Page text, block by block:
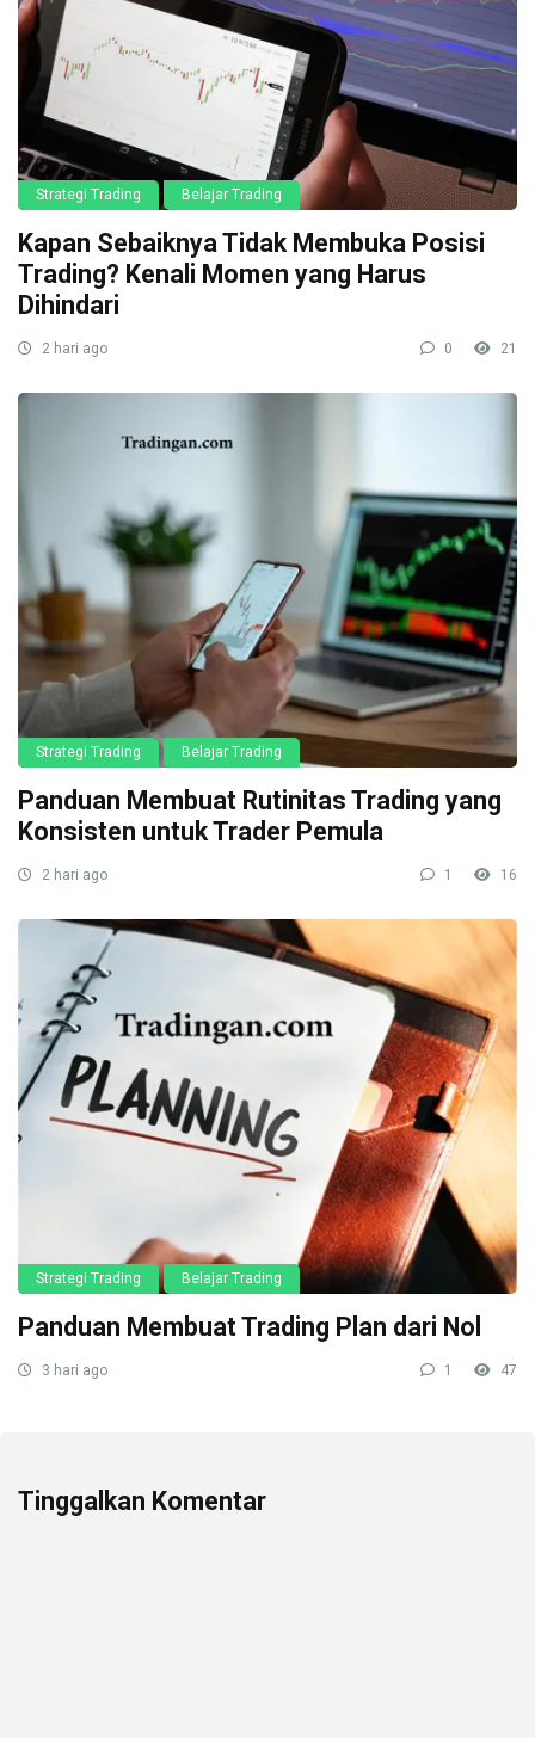
Strategi Trading Belajar Trading
Kapan Sebaiknya Tidak Membuka Posisi
Trading? Kenali Momen yang Harus
Dihindari
2 hari ago 0 21
Strategi Trading Belajar Trading
Panduan Membuat Rutinitas Trading yang
Konsisten untuk Trader Pemula
2 hari ago 1 16
Strategi Trading Belajar Trading
Panduan Membuat Trading Plan dari Nol
3 hari ago 1 47
Tinggalkan Komentar